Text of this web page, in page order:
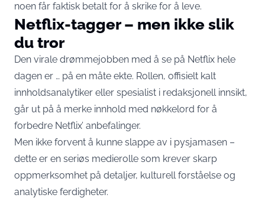
noen får faktisk betalt for å skrike for å leve.
Netflix-tagger – men ikke slik
du tror
Den virale drømmejobben med å se på Netflix hele
dagen er … på en måte ekte. Rollen, offisielt kalt
innholdsanalytiker eller spesialist i redaksjonell innsikt,
går ut på å merke innhold med nøkkelord for å
forbedre Netflix’ anbefalinger.
Men ikke forvent å kunne slappe av i pysjamasen –
dette er en seriøs medierolle som krever skarp
oppmerksomhet på detaljer, kulturell forståelse og
analytiske ferdigheter.